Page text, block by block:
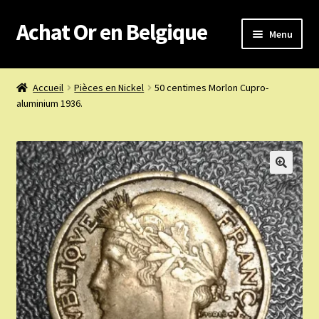
Aller
à
navigation
Aller
au
Achat Or en Belgique Menu
Achat or en Belgique
Boutique or et argent
Confidentialité
Heures d’ouverture
Nous achetons
Nous contacter
Accueil Pièces en Nickel
50 centimes Morlon Cupro-
aluminium 1936.